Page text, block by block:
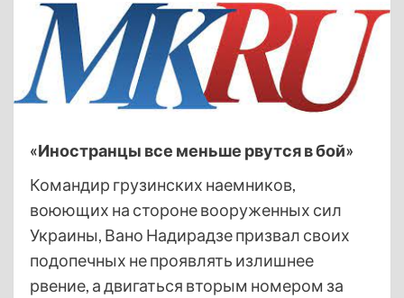
«Иностранцы все меньше рвутся в бой»
Командир грузинских наемников,
воюющих на стороне вооруженных сил
Украины, Вано Надирадзе призвал своих
подопечных не проявлять излишнее
рвение, а двигаться вторым номером за